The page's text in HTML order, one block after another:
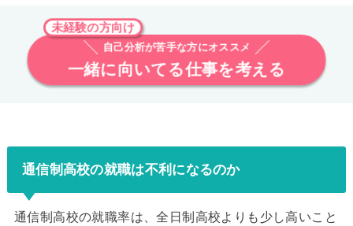
未経験の方向け
自己分析が苦手な方にオススメ
一緒に向いてる仕事を考える
通信制高校の就職は不利になるのか
通信制高校の就職率は、全日制高校よりも少し高いこと